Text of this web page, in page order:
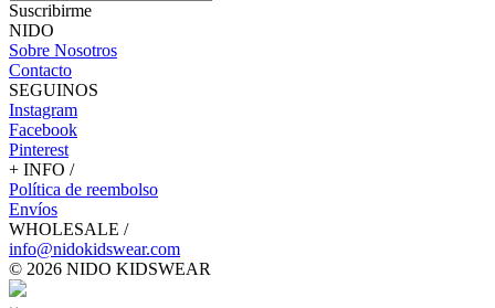
Suscribirme
NIDO
Sobre Nosotros
Contacto
SEGUINOS
Instagram
Facebook
Pinterest
+ INFO /
Política de reembolso
Envíos
WHOLESALE /
info@nidokidswear.com
© 2026 NIDO KIDSWEAR